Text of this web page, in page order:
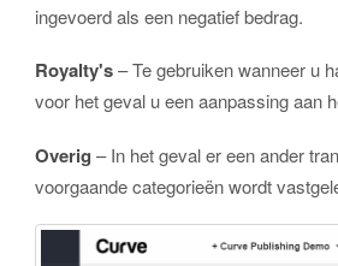
ingevoerd als een negatief bedrag.
Royalty's– Te gebruiken wanneer u
voor het geval u een aanpassing aan
Overig – In het geval er een ander
voorgaande categorieën wordt